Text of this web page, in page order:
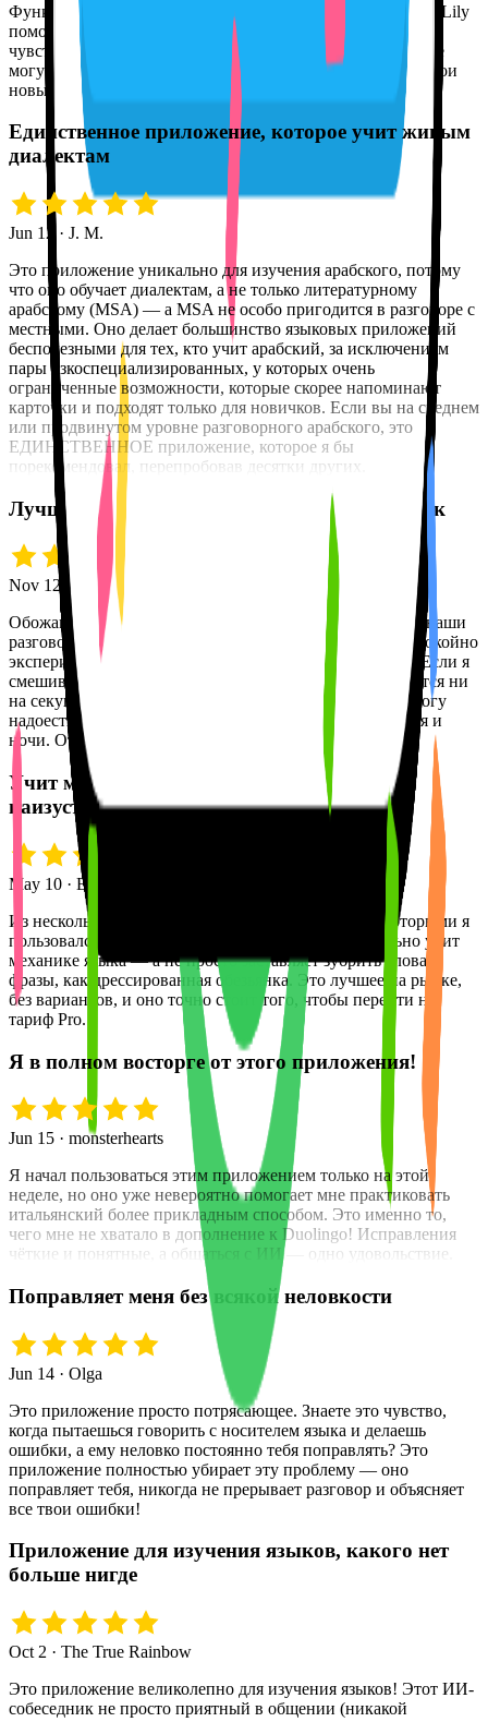
Функция распознавания речи просто потрясающая! Tutor Lily
помогла мне довести произношение до ума, и теперь я
чувствую себя гораздо увереннее, говоря по-испански. Не
могу дождаться поездки этим летом, чтобы применить свои
новые языковые навыки!
Единственное приложение, которое учит живым
диалектам
Jun 12 · J. M.
Это приложение уникально для изучения арабского, потому
что оно обучает диалектам, а не только литературному
арабскому (MSA) — а MSA не особо пригодится в разговоре с
местными. Оно делает большинство языковых приложений
бесполезными для тех, кто учит арабский, за исключением
пары узкоспециализированных, у которых очень
ограниченные возможности, которые скорее напоминают
карточки и подходят только для новичков. Если вы на среднем
или продвинутом уровне разговорного арабского, это
ЕДИНСТВЕННОЕ приложение, которое я бы
порекомендовал, перепробовав десятки других.
Лучше живого человека, в любое время суток
Nov 12 · Jeff H.
Обожаю Tutor Lily. Меня поражает, как она запоминает наши
разговоры и отвечает по-настоящему осмысленно. Я спокойно
экспериментирую с испанским и не боюсь ошибаться. Если я
смешиваю английский с испанским, Tutor Lily не теряется ни
на секунду. Во многом она лучше человека: я ведь не могу
надоесть ей своим бессвязным лепетом в любой час дня и
ночи. Отличный инструмент для обучения!
Учит механике языка, а не просто словам
наизусть
May 10 · Eric K.
Из нескольких приложений для изучения языков, которыми я
пользовался, это единственное, которое действительно учит
механике языка — а не просто заставляет зубрить слова и
фразы, как дрессированная обезьянка. Это лучшее на рынке,
без вариантов, и оно точно стоит того, чтобы перейти на
тариф Pro.
Я в полном восторге от этого приложения!
Jun 15 · monsterhearts
Я начал пользоваться этим приложением только на этой
неделе, но оно уже невероятно помогает мне практиковать
итальянский более прикладным способом. Это именно то,
чего мне не хватало в дополнение к Duolingo! Исправления
чёткие и понятные, а общаться с ИИ — одно удовольствие.
Поправляет меня без всякой неловкости
Jun 14 · Olga
Это приложение просто потрясающее. Знаете это чувство,
когда пытаешься говорить с носителем языка и делаешь
ошибки, а ему неловко постоянно тебя поправлять? Это
приложение полностью убирает эту проблему — оно
поправляет тебя, никогда не прерывает разговор и объясняет
все твои ошибки!
Приложение для изучения языков, какого нет
больше нигде
Oct 2 · The True Rainbow
Это приложение великолепно для изучения языков! Этот ИИ-
собеседник не просто приятный в общении (никакой